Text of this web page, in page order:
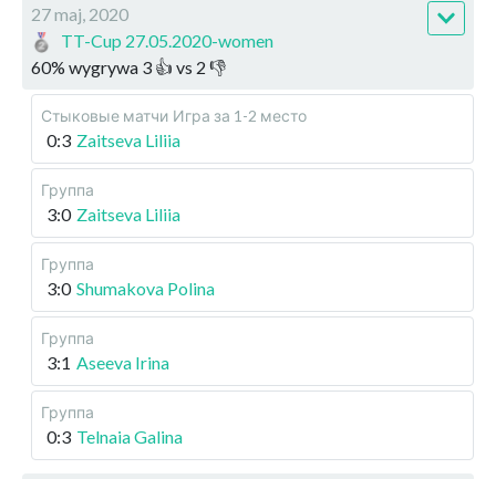
27 maj, 2020
TT-Cup 27.05.2020-women
60% wygrywa 3 👍 vs 2 👎
Стыковые матчи Игра за 1-2 место
0:3 Zaitseva Liliia
Группа
3:0 Zaitseva Liliia
Группа
3:0 Shumakova Polina
Группа
3:1 Aseeva Irina
Группа
0:3 Telnaia Galina